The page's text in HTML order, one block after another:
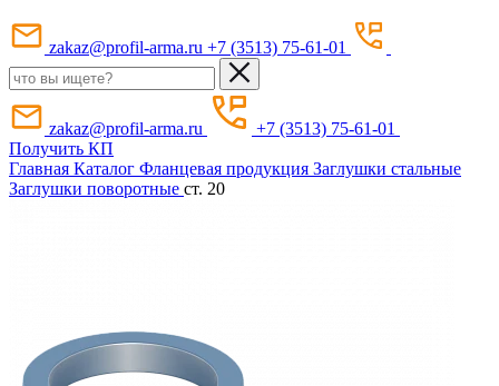
zakaz@profil-arma.ru +7 (3513) 75-61-01
zakaz@profil-arma.ru
+7 (3513) 75-61-01
Получить КП
Главная Каталог Фланцевая продукция Заглушки стальные
Заглушки поворотные ст. 20